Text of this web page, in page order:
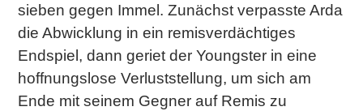
sieben gegen Immel. Zunächst verpasste Arda
die Abwicklung in ein remisverdächtiges
Endspiel, dann geriet der Youngster in eine
hoffnungslose Verluststellung, um sich am
Ende mit seinem Gegner auf Remis zu